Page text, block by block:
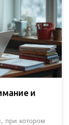
и
при котором